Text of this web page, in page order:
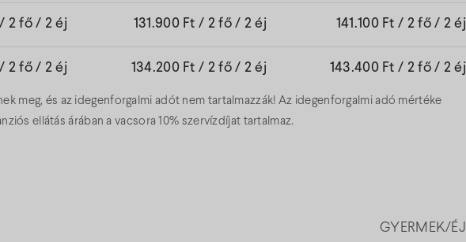
2 fő / 2 éj 131.900 Ft / 2 fő / 2 éj 141.100 Ft / 2 fő / 2 éj
2 fő / 2 éj 134.200 Ft / 2 fő / 2 éj 143.400 Ft / 2 fő / 2 éj
meg, és az idegenforgalmi adót nem tartalmazzák! Az idegenforgalmi adó mértéke
ellátás árában a vacsora 10% szervízdíjat tartalmaz.
GYERMEK/ÉJ